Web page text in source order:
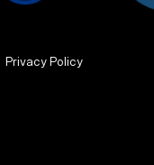
Privacy Policy